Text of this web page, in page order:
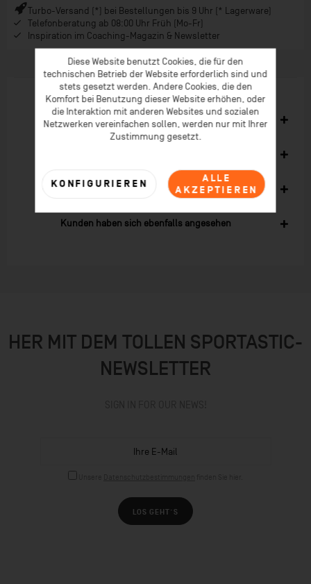
Turbo-Versand (*) bei Bestellungen bis 9 Uhr (* Lagerware)
Telefonberatung ab 08:00 Uhr Früh (Mo-Fr)
Inspiration im Coaching-Magazin & Newsletter
Zubehör 2
Kunden kauften auch
Kunden haben sich ebenfalls angesehen
HER MIT DEM TOLLEN SPORTASTIC-
NEWSLETTER
LOS GEHT´S
Diese Website benutzt Cookies, die für den
technischen Betrieb der Website erforderlich sind und
stets gesetzt werden. Andere Cookies, die den
Komfort bei Benutzung dieser Website erhöhen, oder
die Interaktion mit anderen Websites und sozialen
Netzwerken vereinfachen sollen, werden nur mit Ihrer
Zustimmung gesetzt.
ALLE
AKZEPTIEREN
KONFIGURIEREN